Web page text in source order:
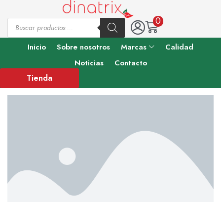
0
Inicio Sobre nosotros Marcas
Calidad
Noticias
Contacto
Tienda